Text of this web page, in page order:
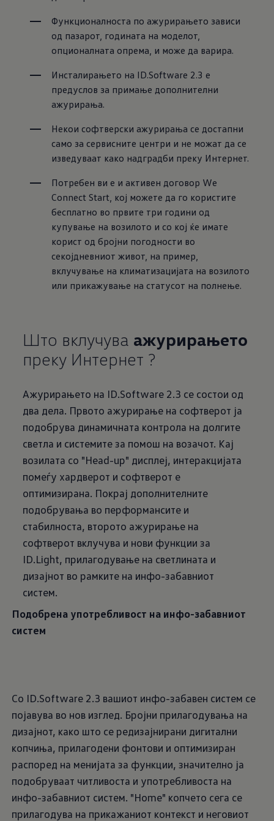
Функционалноста по ажурирањето зависи
од пазарот, годината на моделот,
опционалната опрема, и може да варира.
Инсталирањето на ID.Software 2.3 е
предуслов за примање дополнителни
ажурирања.
Некои софтверски ажурирања се достапни
само за сервисните центри и не можат да се
изведуваат како надградби преку Интернет.
Потребен ви е и активен договор We
Connect Start, кој можете да го користите
бесплатно во првите три години од
купување на возилото и со кој ќе имате
корист од бројни погодности во
секојдневниот живот, на пример,
вклучување на климатизацијата на возилото
или прикажување на статусот на полнење.
Што вклучува ажурирањето
преку Интернет ?
Ажурирањето на ID.Software 2.3 се состои од
два дела. Првото ажурирање на софтверот ја
подобрува динамичната контрола на долгите
светла и системите за помош на возачот. Кај
возилата со "Head-up" дисплеј, интеракцијата
помеѓу хардверот и софтверот е
оптимизирана. Покрај дополнителните
подобрувања во перформансите и
стабилноста, второто ажурирање на
софтверот вклучува и нови функции за
ID.Light, прилагодување на светлината и
дизајнот во рамките на инфо-забавниот
систем.
Подобрена употребливост на инфо-забавниот
систем
Со ID.Software 2.3 вашиот инфо-забавен систем се
појавува во нов изглед. Бројни прилагодувања на
дизајнот, како што се редизајнирани дигитални
копчиња, прилагодени фонтови и оптимизиран
распоред на менијата за функции, значително ја
подобруваат читливоста и употребливоста на
инфо-забавниот систем. "Home" копчето сега се
прилагодува на прикажаниот контекст и неговиот